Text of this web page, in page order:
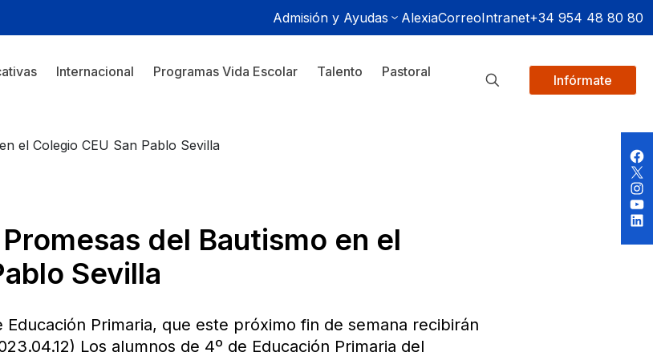
Admisión y Ayudas AlexiaCorreoIntranet+34 954 48 80 80
Internacional Programas Vida Escolar Talento Pastoral
Infórmate
el Colegio CEU San Pablo Sevilla
del Bautismo en el
Sevilla
Primaria, que este próximo fin de semana recibirán
Los alumnos de 4º de Educación Primaria del